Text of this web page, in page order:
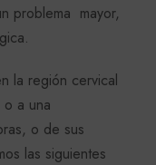
problema mayor,
la región cervical
a una
o de sus
las siguientes